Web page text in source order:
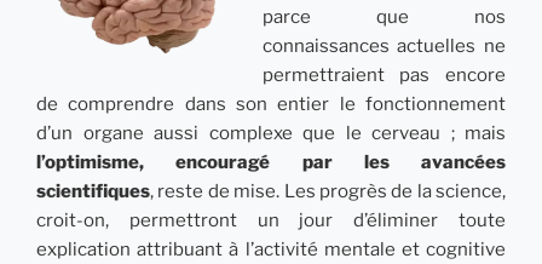
parce que nos
connaissances actuelles ne
permettraient pas encore
de comprendre dans son entier le fonctionnement
d’un organe aussi complexe que le cerveau ; mais
l’optimisme, encouragé par les avancées
scientifiques, reste de mise. Les progrès de la science,
croit-on, permettront un jour d’éliminer toute
explication attribuant à l’activité mentale et cognitive